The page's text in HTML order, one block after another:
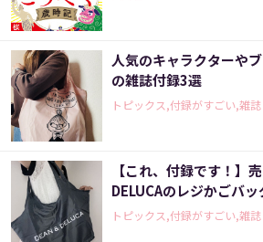
人気のキャラクターや
の雑誌付録3選
トピックス,付録がすごい,雑
【これ、付録です！】
DELUCAのレジかごバ
トピックス,付録がすごい,雑